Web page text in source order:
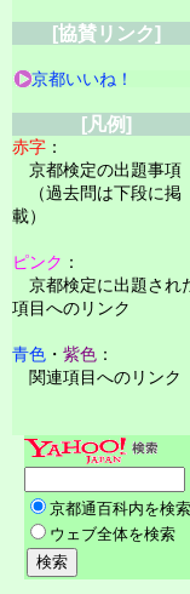
[協賛リンク]
京都いいね！
[凡例]
赤字 ：
京都検定の出題事項
（過去問は下段に掲
載）
ピンク ：
京都検定に出題され
項目へのリンク
青色 ・ 紫色 ：
関連項目へのリンク